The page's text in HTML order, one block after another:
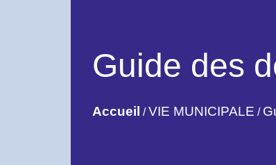
Guide des
Accueil /VIE MUNICIPALE /